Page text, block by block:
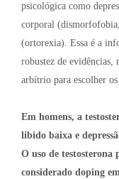
psicológica como
corporal
(ortorexia). Essa é a
robustez de
arbítrio para escolher os
Em homens, a
libido baixa e
O uso de testosterona
considerado doping